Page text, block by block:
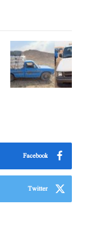
Facebook
Twitter